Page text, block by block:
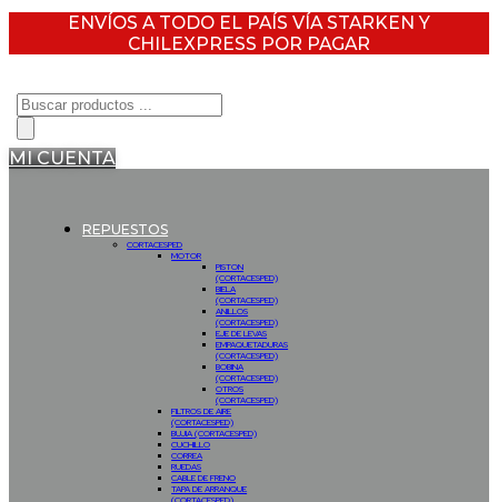
ENVÍOS A TODO EL PAÍS VÍA STARKEN Y
CHILEXPRESS POR PAGAR
Búsqueda
de
productos
MI CUENTA
REPUESTOS
CORTACESPED
MOTOR
PISTON
(CORTACESPED)
BIELA
(CORTACESPED)
ANILLOS
(CORTACESPED)
EJE DE LEVAS
EMPAQUETADURAS
(CORTACESPED)
BOBINA
(CORTACESPED)
OTROS
(CORTACESPED)
FILTROS DE AIRE
(CORTACESPED)
BUJIA (CORTACESPED)
CUCHILLO
CORREA
RUEDAS
CABLE DE FRENO
TAPA DE ARRANQUE